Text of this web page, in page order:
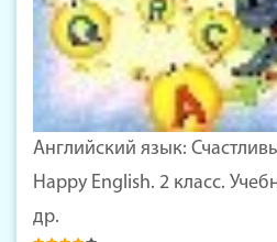
Английский язык:
Happy English. 2 класс.
др.